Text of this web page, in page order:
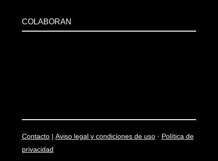
COLABORAN
Contacto| Aviso legal y condiciones de uso· Política de
privacidad